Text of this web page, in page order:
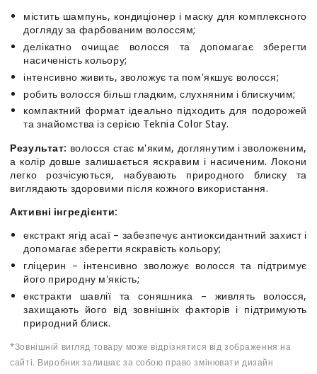
містить шампунь, кондиціонер і маску для комплексного
догляду за фарбованим волоссям;
делікатно очищає волосся та допомагає зберегти
насиченість кольору;
інтенсивно живить, зволожує та пом'якшує волосся;
робить волосся більш гладким, слухняним і блискучим;
компактний формат ідеально підходить для подорожей
та знайомства із серією Teknia Color Stay.
Результат: волосся стає м'яким, доглянутим і зволоженим,
а колір довше залишається яскравим і насиченим. Локони
легко розчісуються, набувають природного блиску та
виглядають здоровими після кожного використання.
Активні інгредієнти:
екстракт ягід асаї – забезпечує антиоксидантний захист і
допомагає зберегти яскравість кольору;
гліцерин – інтенсивно зволожує волосся та підтримує
його природну м'якість;
екстракти шавлії та соняшника – живлять волосся,
захищають його від зовнішніх факторів і підтримують
природний блиск.
*Зовнішній вигляд товару може відрізнятися від зображення на
сайті. Виробник залишає за собою право змінювати дизайн